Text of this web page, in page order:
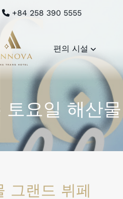
편의 시설
+84 258 390 5555
요일 해산
그랜드 뷔페